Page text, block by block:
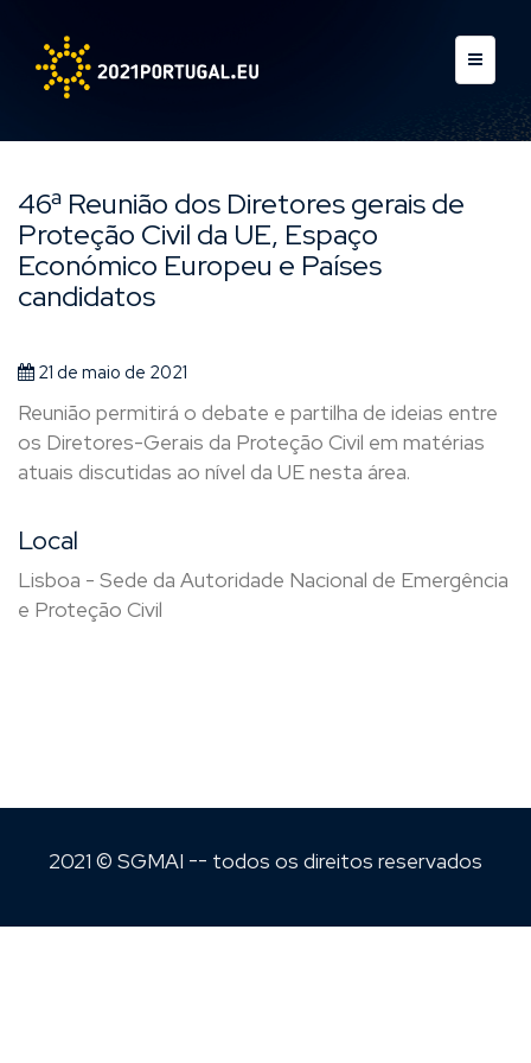
46ª Reunião dos Diretores gerais de
Proteção Civil da UE, Espaço
Económico Europeu e Países
candidatos
21 de maio de 2021
Reunião permitirá o debate e partilha de ideias entre
os Diretores-Gerais da Proteção Civil em matérias
atuais discutidas ao nível da UE nesta área.
Local
Lisboa - Sede da Autoridade Nacional de Emergência
e Proteção Civil
2021 © SGMAI -- todos os direitos reservados